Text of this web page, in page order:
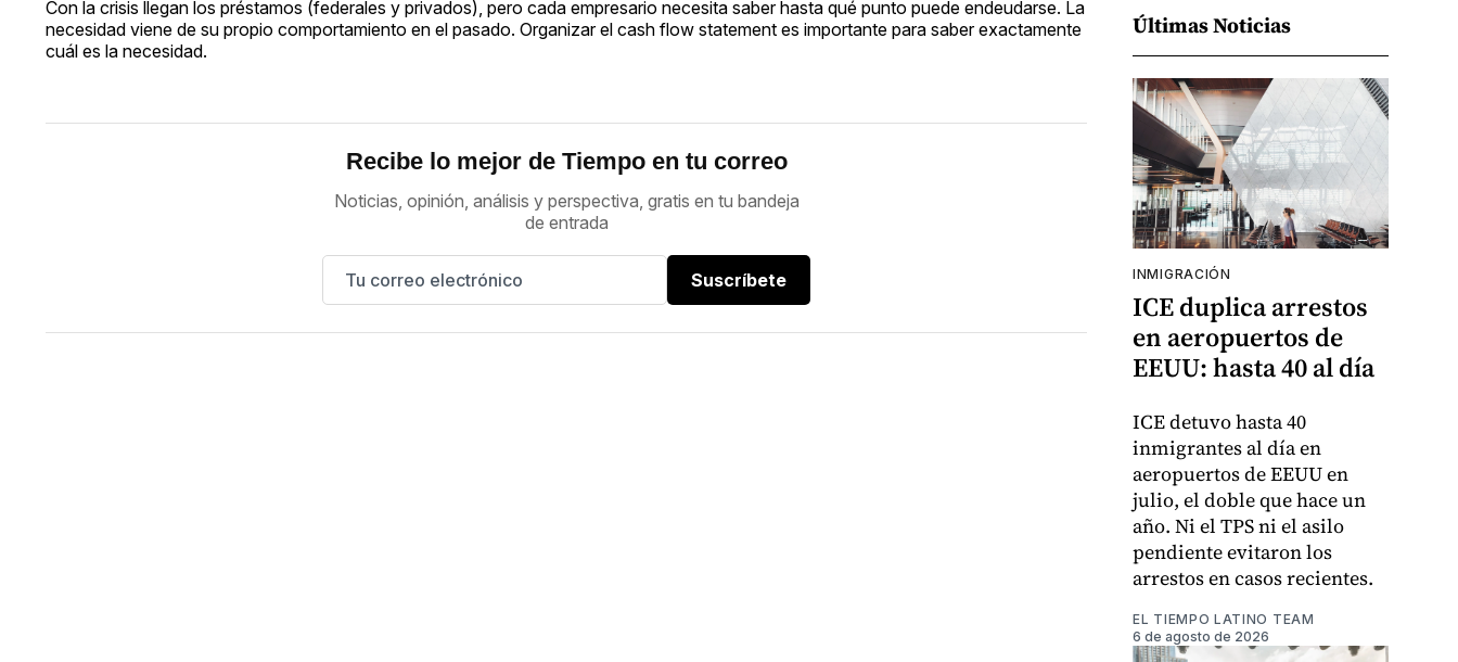
Con la crisis llegan los préstamos (federales y privados), pero cada empresario necesita saber hasta qué punto puede endeudarse. La
necesidad viene de su propio comportamiento en el pasado. Organizar el cash flow statement es importante para saber exactamente
cuál es la necesidad.
Recibe lo mejor de Tiempo en tu correo
Noticias, opinión, análisis y perspectiva, gratis en tu bandeja
de entrada
Suscríbete
Últimas Noticias
INMIGRACIÓN
ICE duplica arrestos
en aeropuertos de
EEUU: hasta 40 al día
ICE detuvo hasta 40
inmigrantes al día en
aeropuertos de EEUU en
julio, el doble que hace un
año. Ni el TPS ni el asilo
pendiente evitaron los
arrestos en casos recientes.
EL TIEMPO LATINO TEAM
6 de agosto de 2026